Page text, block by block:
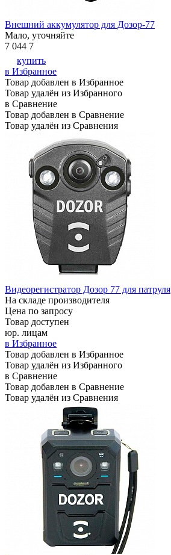
Внешний аккумулятор для Дозор-77
Мало, уточняйте
7 044 7
купить
в Избранное
Товар добавлен в Избранное
Товар удалён из Избранного
в Сравнение
Товар добавлен в Сравнение
Товар удалён из Сравнения
Видеорегистратор Дозор 77 для патруля
На складе производителя
Цена по запросу
Товар доступен
юр. лицам
в Избранное
Товар добавлен в Избранное
Товар удалён из Избранного
в Сравнение
Товар добавлен в Сравнение
Товар удалён из Сравнения